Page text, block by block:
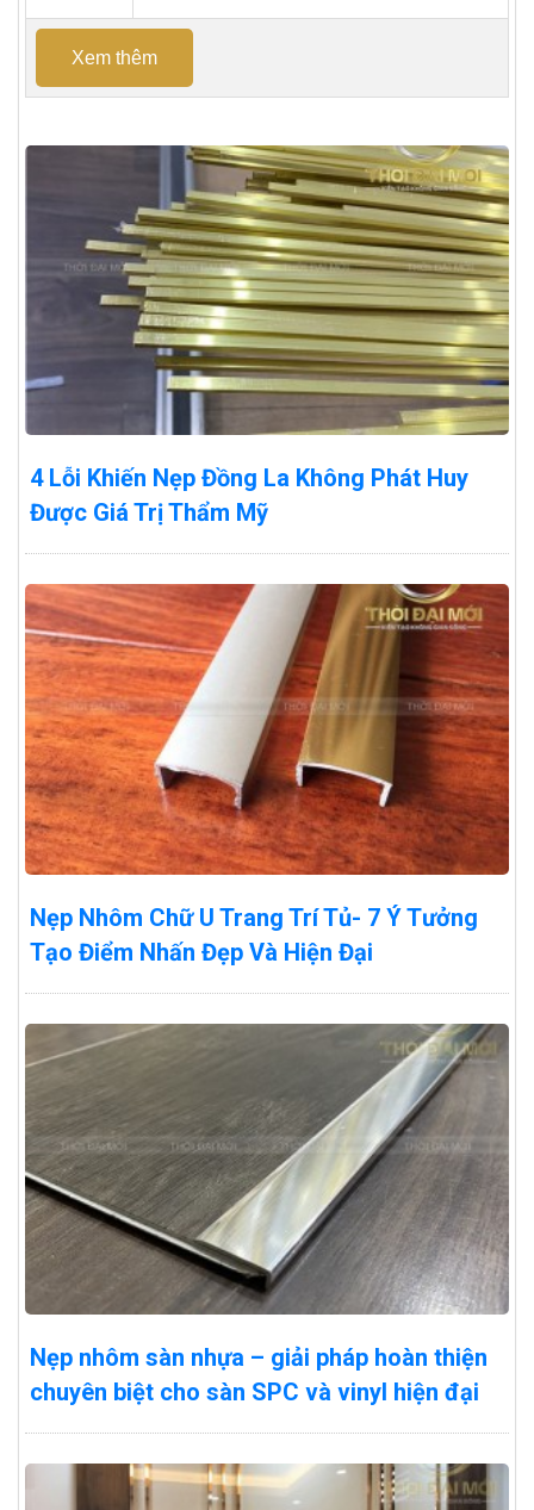
Xem thêm
4 Lỗi Khiến Nẹp Đồng La Không Phát Huy
Được Giá Trị Thẩm Mỹ
Nẹp Nhôm Chữ U Trang Trí Tủ- 7 Ý Tưởng
Tạo Điểm Nhấn Đẹp Và Hiện Đại
Nẹp nhôm sàn nhựa – giải pháp hoàn thiện
chuyên biệt cho sàn SPC và vinyl hiện đại